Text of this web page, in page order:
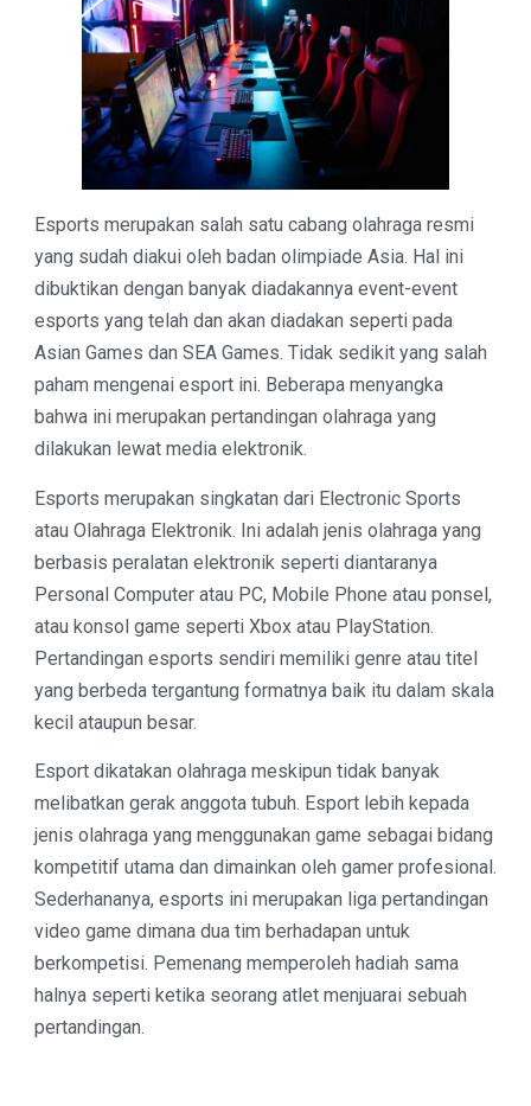
Esports merupakan salah satu cabang olahraga resmi
yang sudah diakui oleh badan olimpiade Asia. Hal ini
dibuktikan dengan banyak diadakannya event-event
esports yang telah dan akan diadakan seperti pada
Asian Games dan SEA Games. Tidak sedikit yang salah
paham mengenai esport ini. Beberapa menyangka
bahwa ini merupakan pertandingan olahraga yang
dilakukan lewat media elektronik.
Esports merupakan singkatan dari Electronic Sports
atau Olahraga Elektronik. Ini adalah jenis olahraga yang
berbasis peralatan elektronik seperti diantaranya
Personal Computer atau PC, Mobile Phone atau ponsel,
atau konsol game seperti Xbox atau PlayStation.
Pertandingan esports sendiri memiliki genre atau titel
yang berbeda tergantung formatnya baik itu dalam skala
kecil ataupun besar.
Esport dikatakan olahraga meskipun tidak banyak
melibatkan gerak anggota tubuh. Esport lebih kepada
jenis olahraga yang menggunakan game sebagai bidang
kompetitif utama dan dimainkan oleh gamer profesional.
Sederhananya, esports ini merupakan liga pertandingan
video game dimana dua tim berhadapan untuk
berkompetisi. Pemenang memperoleh hadiah sama
halnya seperti ketika seorang atlet menjuarai sebuah
pertandingan.